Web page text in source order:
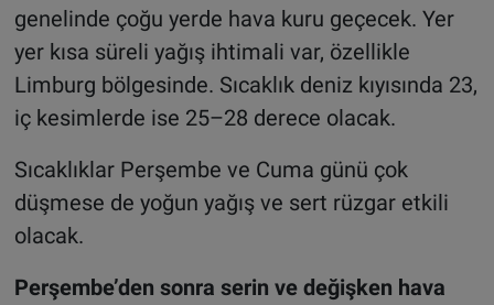
genelinde çoğu yerde hava kuru geçecek. Yer
yer kısa süreli yağış ihtimali var, özellikle
Limburg bölgesinde. Sıcaklık deniz kıyısında 23,
iç kesimlerde ise 25–28 derece olacak.
Sıcaklıklar Perşembe ve Cuma günü çok
düşmese de yoğun yağış ve sert rüzgar etkili
olacak.
Perşembe’den sonra serin ve değişken hava